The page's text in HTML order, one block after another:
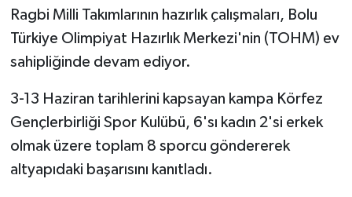
Ragbi Milli Takımlarının hazırlık çalışmaları, Bolu
Türkiye Olimpiyat Hazırlık Merkezi'nin (TOHM) ev
sahipliğinde devam ediyor.
3-13 Haziran tarihlerini kapsayan kampa Körfez
Gençlerbirliği Spor Kulübü, 6'sı kadın 2'si erkek
olmak üzere toplam 8 sporcu göndererek
altyapıdaki başarısını kanıtladı.